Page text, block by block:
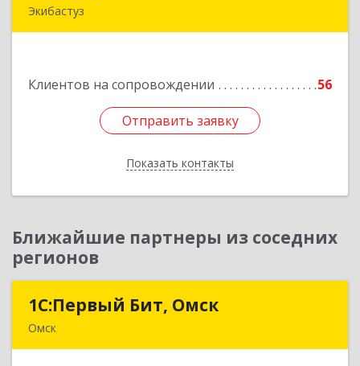
Экибастуз
Клиентов на сопровождении 56
Отправить заявку
Показать контакты
Подробнее
Отправить заявку
Назад
Ближайшие партнеры из соседних
регионов
1С:Первый Бит, Омск
Омск
1С:Первый Бит, Омск